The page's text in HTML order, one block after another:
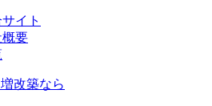
イト
概要
改築なら